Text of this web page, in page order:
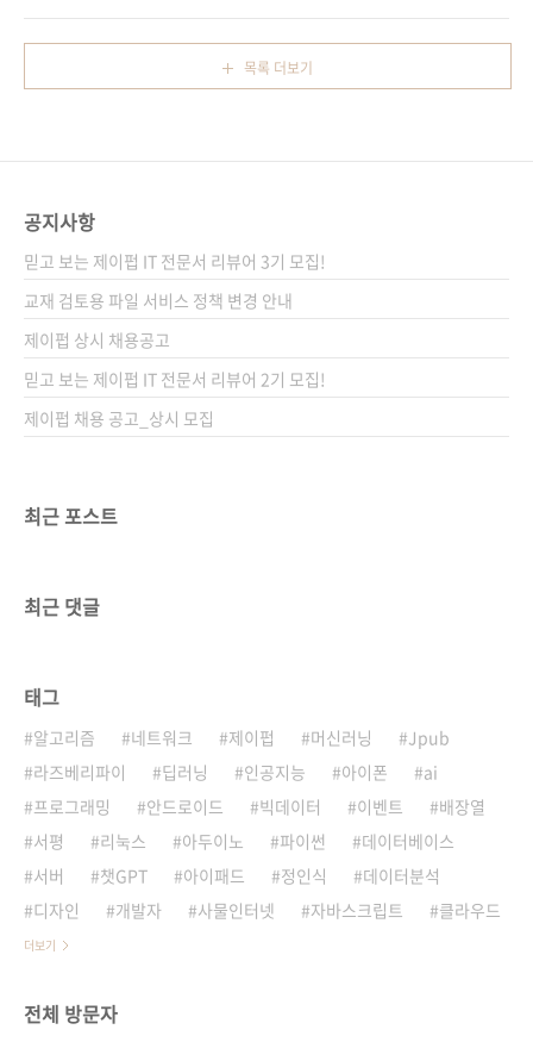
분께 다시 한번 편집자로서 감사의 인사를 드립
니다. 이 책에 최종적으로 반영된 안드로이드
SDK 버전은 10.0이며, 사용된 안드로이드 스튜
안드로..
사이트(가나다 순)[강컴] [교보문고] [도서11번
가] [반디앤루니스] [알라딘] [예스이십사] [인터
Programming: The Big Nerd Ranch
Guide(원서 ISBN: 9780135161630) 저자명
조시 스킨, 데이비드 그린핼프 역자명 심재철출
판일 2019년..
목록 더보기
공지사항
믿고 보는 제이펍 IT 전문서 리뷰어 3기 모집!
교재 검토용 파일 서비스 정책 변경 안내
제이펍 상시 채용공고
믿고 보는 제이펍 IT 전문서 리뷰어 2기 모집!
제이펍 채용 공고_상시 모집
최근 포스트
최근 댓글
태그
알고리즘 네트워크 제이펍 머신러닝
Jpub
라즈베리파이
딥러닝 인공지능 아이폰
ai
프로그래밍
안드로이드 빅데이터 이벤트
배장열
서평
리눅스 아두이노 파이썬
데이터베이스
서버
챗GPT 아이패드 정인식
데이터분석
디자인
개발자 사물인터넷 자바스크립트 클라우드
더보기
전체 방문자